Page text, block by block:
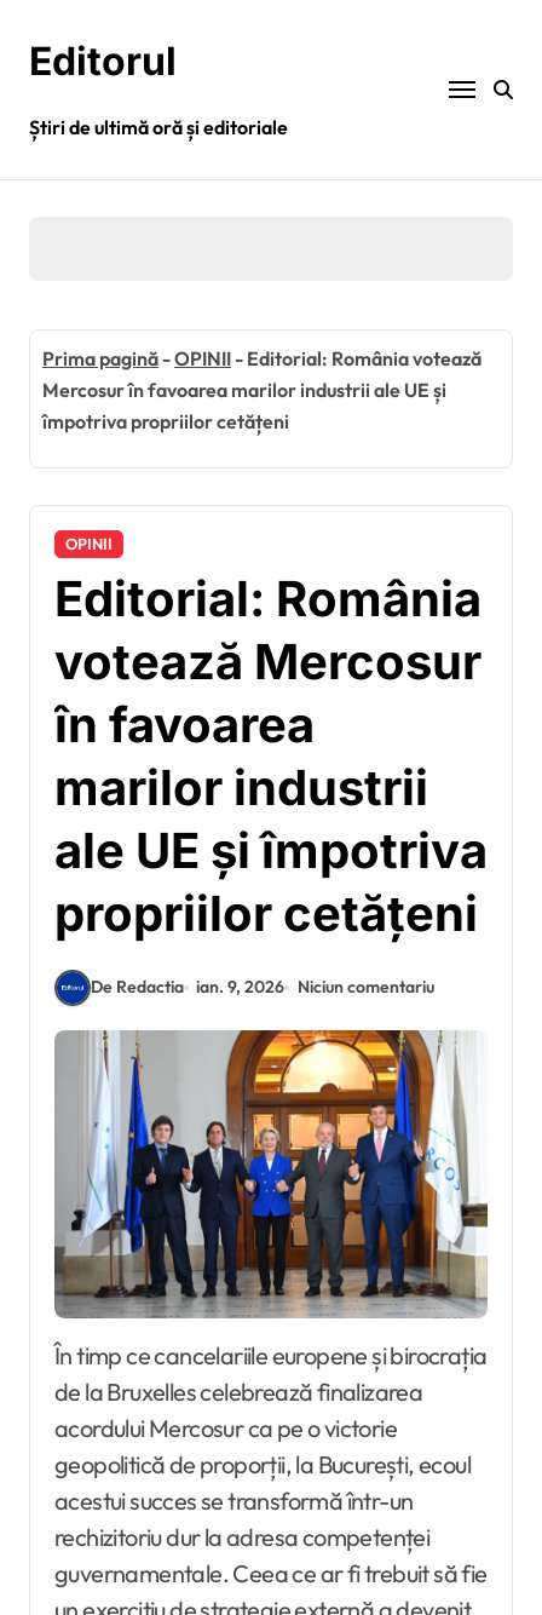
conținutEditorul
Știri de ultimă oră și editoriale
Prima pagină -OPINII - Editorial: România votează
Mercosur în favoarea marilor industrii ale UE și
împotriva propriilor cetățeni
OPINII
Editorial: România
votează Mercosur
în favoarea
marilor industrii
ale UE și împotriva
propriilor cetățeni
De Redactia ian. 9, 2026 Niciun comentariu
În timp ce cancelariile europene și birocrația
de la Bruxelles celebrează finalizarea
acordului Mercosur ca pe o victorie
geopolitică de proporții, la București, ecoul
acestui succes se transformă într-un
rechizitoriu dur la adresa competenței
guvernamentale. Ceea ce ar fi trebuit să fie